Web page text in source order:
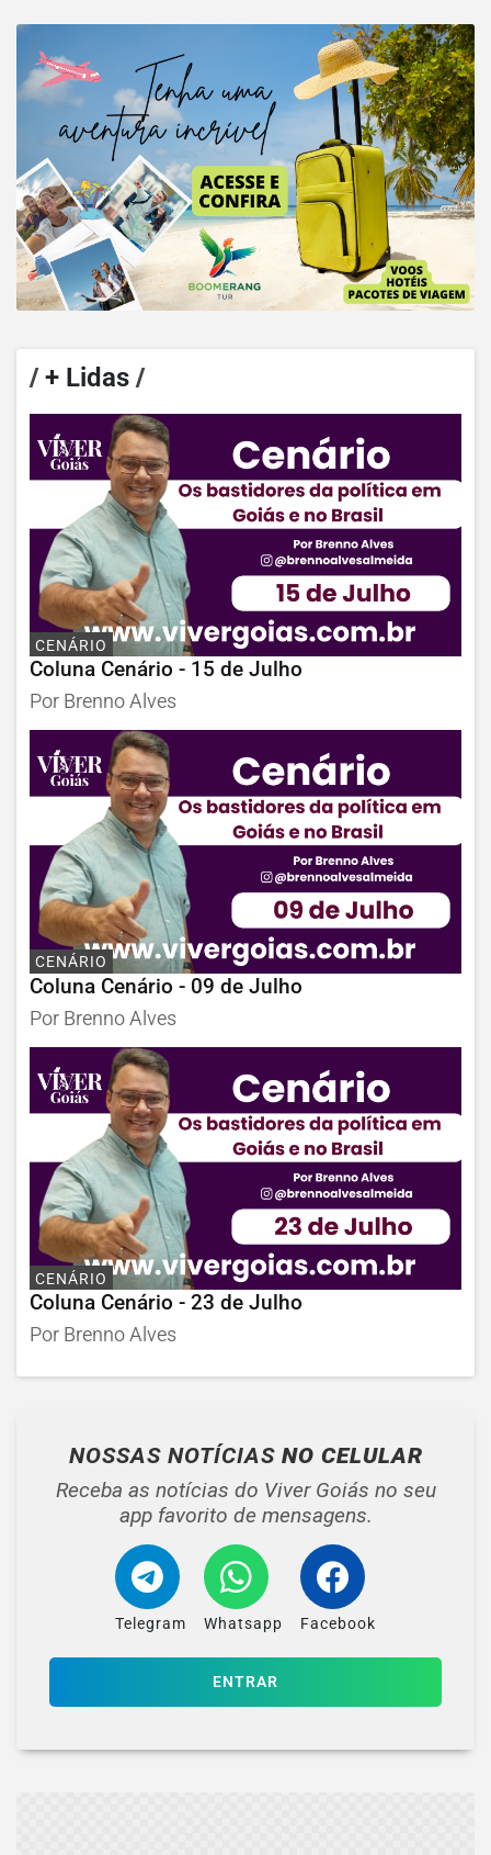
/+ Lidas /
CENÁRIO
Coluna Cenário - 15 de Julho
Por Brenno Alves
CENÁRIO
Coluna Cenário - 09 de Julho
Por Brenno Alves
CENÁRIO
Coluna Cenário - 23 de Julho
Por Brenno Alves
NOSSAS NOTÍCIAS NO CELULAR
Receba as notícias do Viver Goiás no seu
app favorito de mensagens.
Telegram Whatsapp Facebook
ENTRAR